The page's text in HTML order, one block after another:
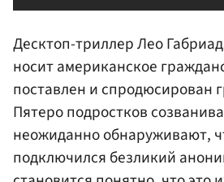
Десктоп-триллер Лео
носит американское
поставлен и спродюсирован
Пятеро подростков
неожиданно обнаруживают,
подключился безликий